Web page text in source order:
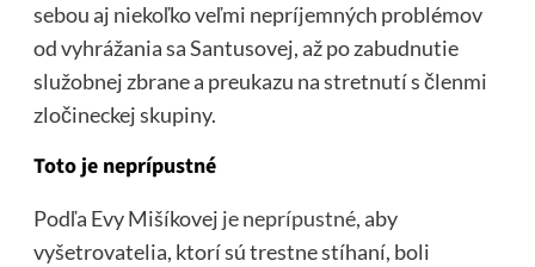
sebou aj niekoľko veľmi nepríjemných problémov
od vyhrážania sa Santusovej, až po zabudnutie
služobnej zbrane a preukazu na stretnutí s členmi
zločineckej skupiny.
Toto je neprípustné
Podľa Evy Mišíkovej je neprípustné, aby
vyšetrovatelia, ktorí sú trestne stíhaní, boli